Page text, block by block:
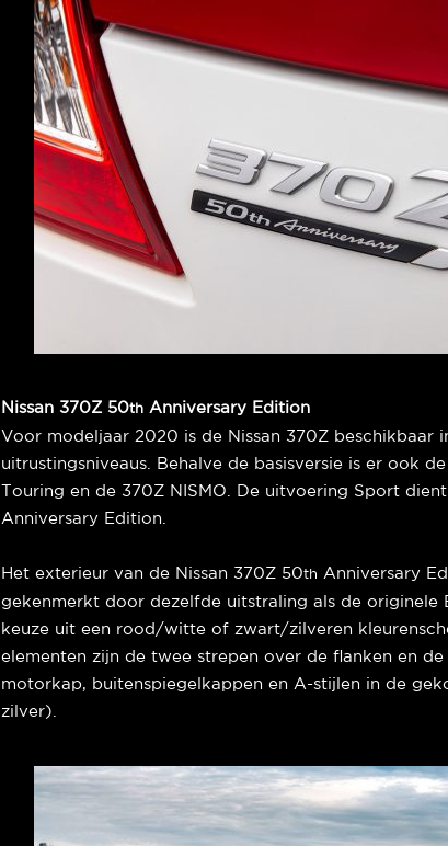
Nissan 370Z 50th Anniversary Edition
Voor modeljaar 2020 is de Nissan 370Z beschikbaar
uitrustingsniveaus. Behalve de basisversie is er ook
Touring en de 370Z NISMO. De uitvoering Sport
Anniversary Edition.
Het exterieur van de Nissan 370Z 50th
Anniversary
gekenmerkt door dezelfde uitstraling als de originele
keuze uit een rood/witte of zwart/zilveren
elementen zijn de twee strepen over de flanken en
motorkap, buitenspiegelkappen en A-stijlen in de
zilver).